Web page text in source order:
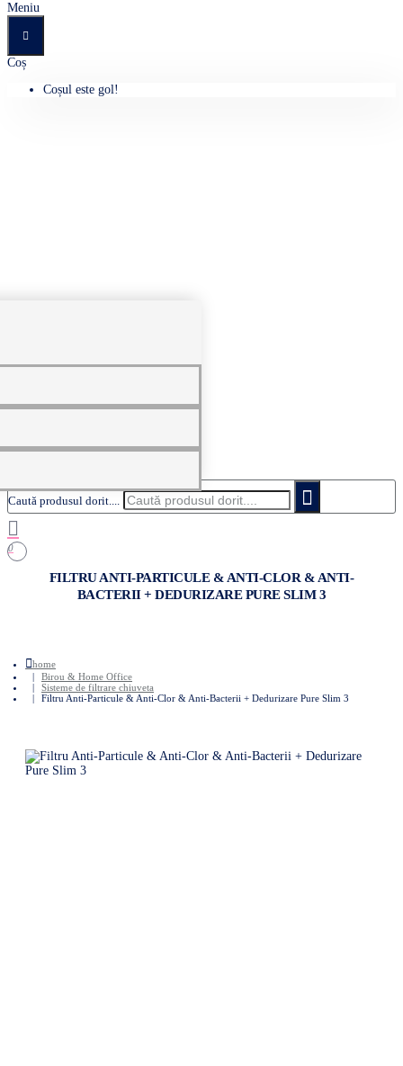
Meniu
Coș
Coșul este gol!
Caută produsul dorit....
0
FILTRU ANTI-PARTICULE & ANTI-CLOR & ANTI-
BACTERII + DEDURIZARE PURE SLIM 3
home
Birou & Home Office
Sisteme de filtrare chiuveta
Filtru Anti-Particule & Anti-Clor & Anti-Bacterii + Dedurizare Pure Slim 3